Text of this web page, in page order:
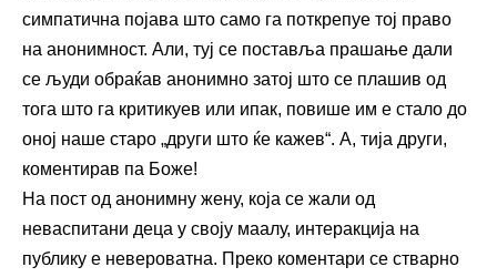
симпатична појава што само га поткрепуе тој право
на анонимност. Али, туј се поставља прашање дали
се људи обраќав анонимно затој што се плашив од
тога што га критикуев или ипак, повише им е стало до
оној наше старо „други што ќе кажев“. А, тија други,
коментирав па Боже!
На пост од анонимну жену, која се жали од
неваспитани деца у своју маалу, интеракција на
публику е невероватна. Преко коментари се стварно